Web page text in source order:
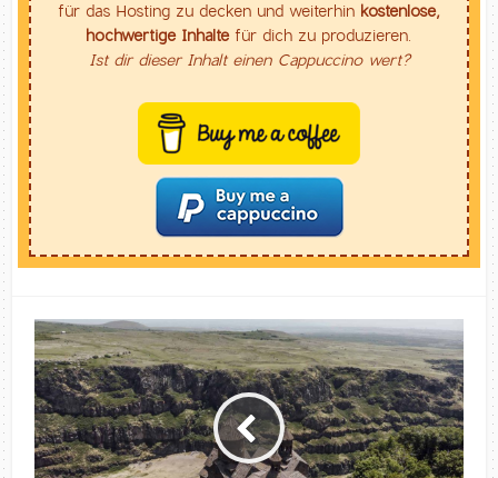
für das Hosting zu decken und weiterhin kostenlose,
hochwertige Inhaltefür dich zu produzieren.
Ist dir dieser Inhalt einen Cappuccino wert?